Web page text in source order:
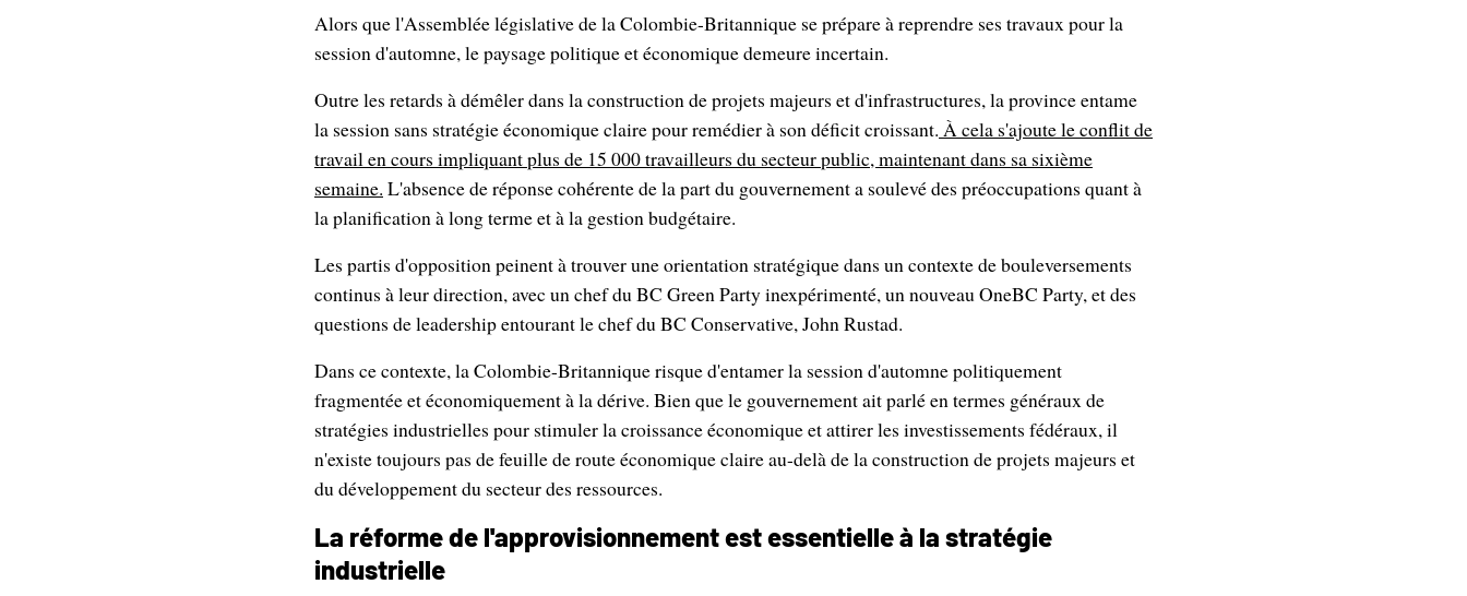
Alors que l'Assemblée législative de la Colombie-Britannique se prépare à reprendre ses travaux pour la
session d'automne, le paysage politique et économique demeure incertain.
Outre les retards à démêler dans la construction de projets majeurs et d'infrastructures, la province entame
la session sans stratégie économique claire pour remédier à son déficit croissant. À cela s'ajoute le conflit de
travail en cours impliquant plus de 15 000 travailleurs du secteur public, maintenant dans sa sixième
semaine. L'absence de réponse cohérente de la part du gouvernement a soulevé des préoccupations quant à
la planification à long terme et à la gestion budgétaire.
Les partis d'opposition peinent à trouver une orientation stratégique dans un contexte de bouleversements
continus à leur direction, avec un chef du BC Green Party inexpérimenté, un nouveau OneBC Party, et des
questions de leadership entourant le chef du BC Conservative, John Rustad.
Dans ce contexte, la Colombie-Britannique risque d'entamer la session d'automne politiquement
fragmentée et économiquement à la dérive. Bien que le gouvernement ait parlé en termes généraux de
stratégies industrielles pour stimuler la croissance économique et attirer les investissements fédéraux, il
n'existe toujours pas de feuille de route économique claire au-delà de la construction de projets majeurs et
du développement du secteur des ressources.
La réforme de l'approvisionnement est essentielle à la stratégie
industrielle